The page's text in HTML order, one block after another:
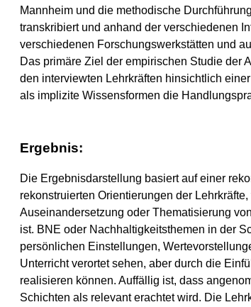
Mannheim und die methodische
transkribiert und anhand der verschiedenen
verschiedenen Forschungswerkstätten und
Das primäre Ziel der empirischen Studie der
den interviewten Lehrkräften hinsichtlich
als implizite Wissensformen die
Ergebnis:
Die Ergebnisdarstellung basiert auf einer
rekonstruierten Orientierungen der
Auseinandersetzung oder Thematisierung
ist. BNE oder Nachhaltigkeitsthemen in der
persönlichen Einstellungen,
Unterricht verortet sehen, aber durch die
realisieren können. Auffällig ist, dass
Schichten als relevant erachtet wird. Die